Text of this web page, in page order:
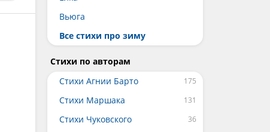
Вьюга
Все стихи про зиму
Стихи по авторам
Стихи Агнии Барто
Стихи Маршака
Стихи Чуковского